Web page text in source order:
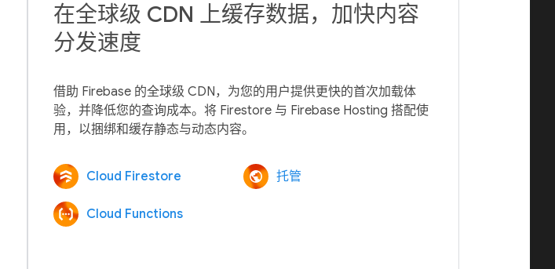
在全球级 CDN 上缓存数据，加快内容
分发速度
借助 Firebase 的全球级 CDN，为您的用户提供更快的首次加载体
验，并降低您的查询成本。将 Firestore 与 Firebase Hosting 搭配使
Cloud Firestore 托管
Cloud Functions